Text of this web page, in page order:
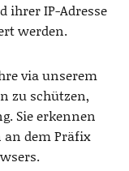
ihrer IP-Adresse
werden.
via unserem
zu schützen,
Sie erkennen
an dem Präfix